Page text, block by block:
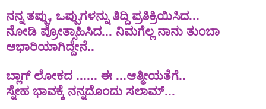
ನನ್ನ ತಪ್ಪು, ಒಪ್ಪುಗಳನ್ನು ತಿದ್ದಿ ಪ್ರತಿಕ್ರಿಯಿಸಿದ...
ನೋಡಿ ಪ್ರೋತ್ಸಾಹಿಸಿದ... ನಿಮಗೆಲ್ಲ ನಾನು ತುಂಬಾ
ಆಭಾರಿಯಾಗಿದ್ದೇನೆ..
ಬ್ಲಾಗ್ ಲೋಕದ ...... ಈ ...ಆತ್ಮೀಯತೆಗೆ..
ಸ್ನೇಹ ಭಾವಕ್ಕೆ ನನ್ನದೊಂದು ಸಲಾಮ್...